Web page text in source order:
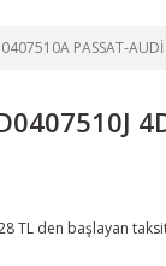
PASSAT-
TL den başlayan